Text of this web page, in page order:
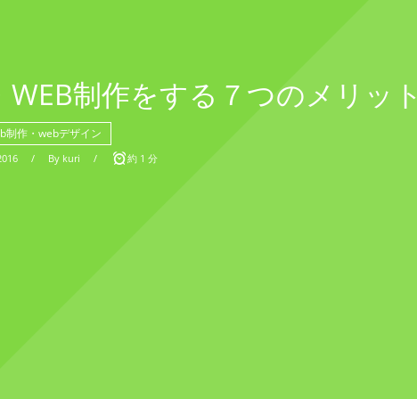
制作をする７つのメリット
制作・webデザイン
By kuri 約 1 分